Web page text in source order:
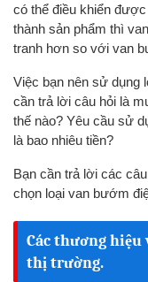
có thể điều khiển
thành sản phẩm thì
tranh hơn so với van
Việc bạn nên sử dụng
cần trả lời câu hỏi là
thế nào? Yêu cầu sử
là bao nhiêu tiền?
Bạn cần trả lời các
chọn loại van bướm
Các thương
thị trường.